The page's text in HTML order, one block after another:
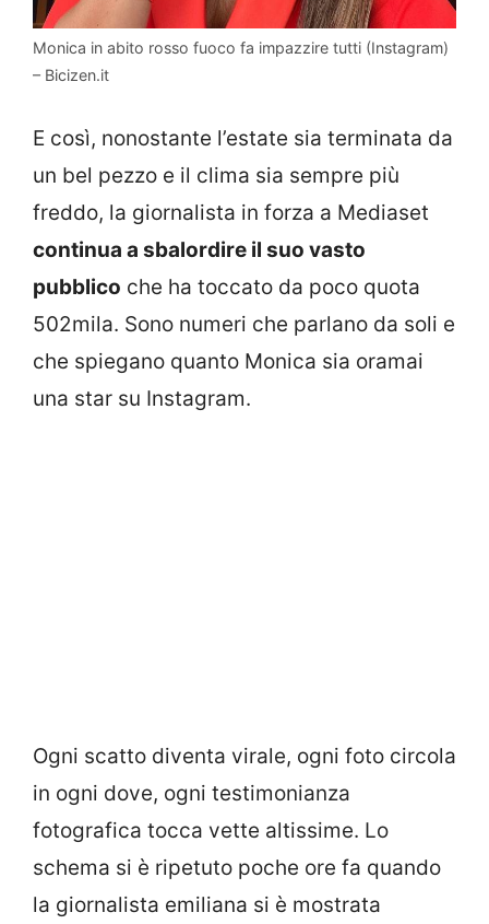
Monica in abito rosso fuoco fa impazzire tutti (Instagram)
– Bicizen.it
E così, nonostante l’estate sia terminata da
un bel pezzo e il clima sia sempre più
freddo, la giornalista in forza a Mediaset
continua a sbalordire il suo vasto
pubblico che ha toccato da poco quota
502mila. Sono numeri che parlano da soli e
che spiegano quanto Monica sia oramai
una star su Instagram.
Ogni scatto diventa virale, ogni foto circola
in ogni dove, ogni testimonianza
fotografica tocca vette altissime. Lo
schema si è ripetuto poche ore fa quando
la giornalista emiliana si è mostrata